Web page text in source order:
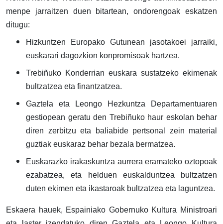
menpe jarraitzen duen bitartean, ondorengoak eskatzen
ditugu:
Hizkuntzen Europako Gutunean jasotakoei jarraiki,
euskarari dagozkion konpromisoak hartzea.
Trebiñuko Konderrian euskara sustatzeko ekimenak
bultzatzea eta finantzatzea.
Gaztela eta Leongo Hezkuntza Departamentuaren
gestiopean geratu den Trebiñuko haur eskolan behar
diren zerbitzu eta baliabide pertsonal zein material
guztiak euskaraz behar bezala bermatzea.
Euskarazko irakaskuntza aurrera eramateko oztopoak
ezabatzea, eta helduen euskalduntzea bultzatzen
duten ekimen eta ikastaroak bultzatzea eta laguntzea.
Eskaera hauek, Espainiako Gobernuko Kultura Ministroari